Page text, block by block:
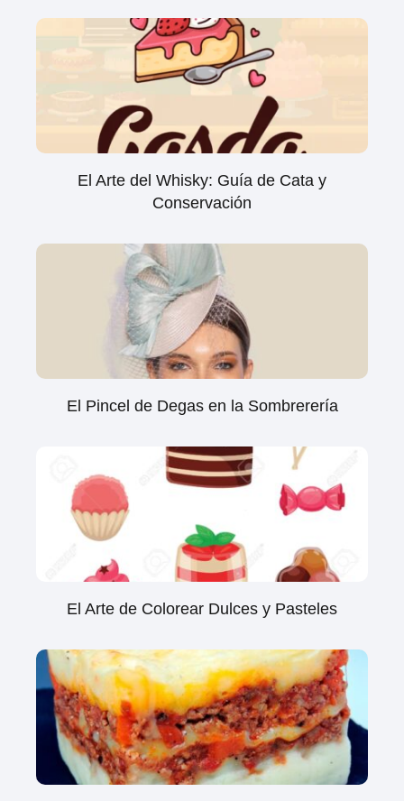
El Arte del Whisky: Guía de Cata y
Conservación
El Pincel de Degas en la Sombrerería
El Arte de Colorear Dulces y Pasteles